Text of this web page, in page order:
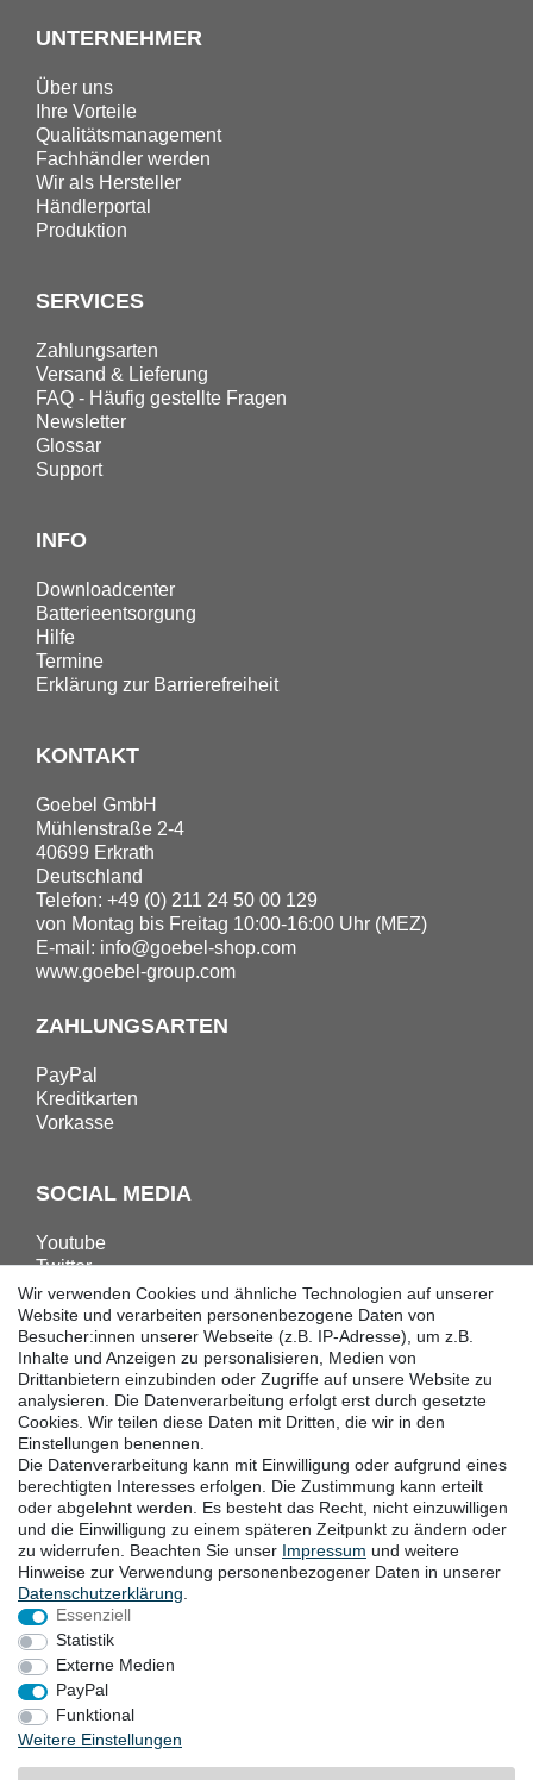
UNTERNEHMER
Über uns
Ihre Vorteile
Qualitätsmanagement
Fachhändler werden
Wir als Hersteller
Händlerportal
Produktion
SERVICES
Zahlungsarten
Versand & Lieferung
FAQ - Häufig gestellte Fragen
Newsletter
Glossar
Support
INFO
Downloadcenter
Batterieentsorgung
Hilfe
Termine
Erklärung zur Barrierefreiheit
KONTAKT
Goebel GmbH
Mühlenstraße 2-4
40699 Erkrath
Deutschland
Telefon: +49 (0) 211 24 50 00 129
von Montag bis Freitag 10:00-16:00 Uhr (MEZ)
E-mail: info@goebel-shop.com
www.goebel-group.com
ZAHLUNGSARTEN
PayPal
Kreditkarten
Vorkasse
SOCIAL MEDIA
Youtube
Twitter
Linkedin
Facebook
Instagram
DOWNLOADS
Kataloge
Technik
Zertifikate
Studien
Promotion
STANDORTE
Widerrufsrecht
Datenschutzerklärung
Wir verwenden Cookies und ähnliche Technologien auf unserer
Website und verarbeiten personenbezogene Daten von
Besucher:innen unserer Webseite (z.B. IP-Adresse), um z.B.
Inhalte und Anzeigen zu personalisieren, Medien von
Drittanbietern einzubinden oder Zugriffe auf unsere Website zu
analysieren. Die Datenverarbeitung erfolgt erst durch gesetzte
Cookies. Wir teilen diese Daten mit Dritten, die wir in den
Einstellungen benennen.
Die Datenverarbeitung kann mit Einwilligung oder aufgrund eines
berechtigten Interesses erfolgen. Die Zustimmung kann erteilt
oder abgelehnt werden. Es besteht das Recht, nicht einzuwilligen
und die Einwilligung zu einem späteren Zeitpunkt zu ändern oder
zu widerrufen. Beachten Sie unser Impressum und weitere
Hinweise zur Verwendung personenbezogener Daten in unserer
Daten­schutz­erklärung
Essenziell
Statistik
Externe Medien
PayPal
Funktional
Weitere Einstellungen